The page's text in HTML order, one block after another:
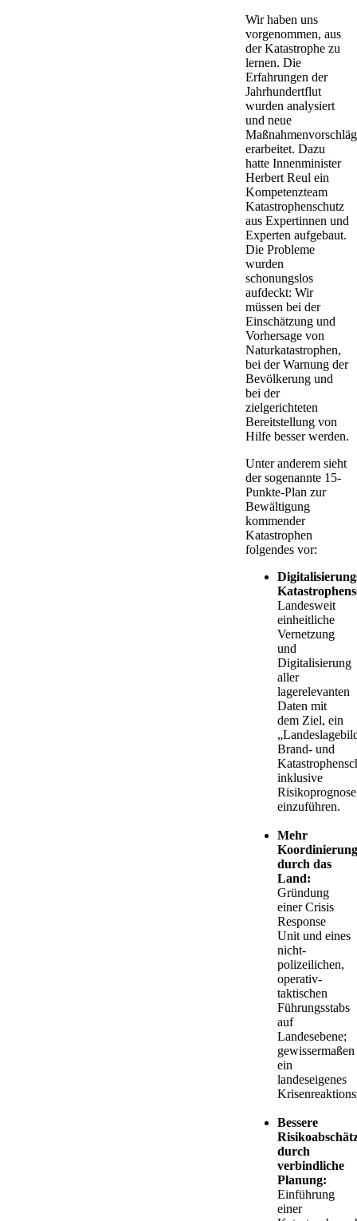
Wir haben uns
vorgenommen, aus
der Katastrophe zu
lernen. Die
Erfahrungen der
Jahrhundertflut
wurden analysiert
und neue
erarbeitet. Dazu
hatte Innenminister
Herbert Reul ein
Kompetenzteam
Katastrophenschutz
aus Expertinnen und
Experten aufgebaut.
Die Probleme
wurden
schonungslos
aufdeckt: Wir
müssen bei der
Einschätzung und
Vorhersage von
Naturkatastrophen,
bei der Warnung der
Bevölkerung und
bei der
zielgerichteten
Bereitstellung von
Hilfe besser werden.
Unter anderem sieht
der sogenannte 15-
Punkte-Plan zur
Bewältigung
kommender
Katastrophen
folgendes vor:
Landesweit
einheitliche
Vernetzung
und
Digitalisierung
aller
lagerelevanten
Daten mit
dem Ziel, ein
Brand- und
inklusive
Risikoprognose
einzuführen.
Mehr
Koordinierung
durch das
Land:
Gründung
einer Crisis
Response
Unit und eines
nicht-
polizeilichen,
operativ-
taktischen
Führungsstabs
auf
Landesebene;
gewissermaßen
ein
landeseigenes
Bessere
durch
verbindliche
Planung:
Einführung
einer